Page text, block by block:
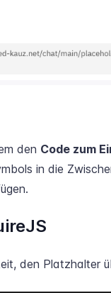
den Code zum
in die
den Platzhalter